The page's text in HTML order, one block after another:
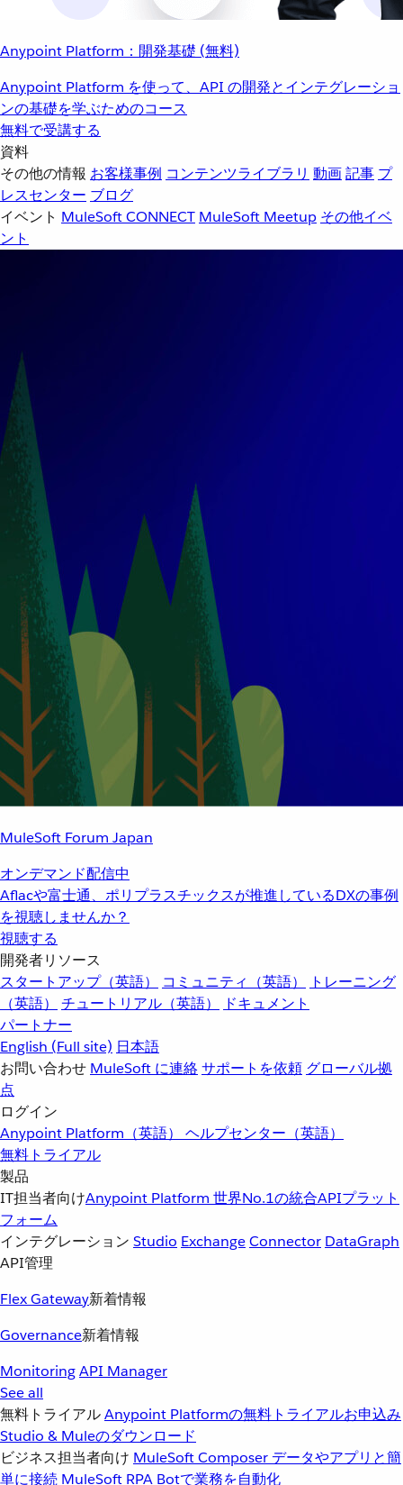
Anypoint Platform：開発基礎 (無料)
Anypoint Platform を使って、API の開発とインテグレーショ
ンの基礎を学ぶためのコース
無料で受講する
資料
その他の情報 お客様事例 コンテンツライブラリ 動画記事 プ
レスセンター ブログ
イベント MuleSoft CONNECT MuleSoft Meetup その他イベ
ント
MuleSoft Forum Japan
オンデマンド配信中
Aflacや富士通、ポリプラスチックスが推進しているDXの事例
を視聴しませんか？
視聴する
開発者リソース
スタートアップ（英語）
コミュニティ（英語）
トレーニング
（英語）
チュートリアル（英語）
ドキュメント
パートナー
English (Full site) 日本語
お問い合わせ MuleSoft に連絡サポートを依頼 グローバル拠
点
ログイン
Anypoint Platform（英語） ヘルプセンター（英語）
無料トライアル
製品
IT担当者向けAnypoint Platform 世界No.1の統合APIプラット
フォーム
インテグレーション Studio ExchangeConnector DataGraph
API管理
Flex Gateway新着情報
Governance新着情報
MonitoringAPI Manager
See all
無料トライアルAnypoint Platformの無料トライアルお申込み
Studio & Muleのダウンロード
ビジネス担当者向け MuleSoft Composer データやアプリと簡
単に接続 MuleSoft RPA Botで業務を自動化